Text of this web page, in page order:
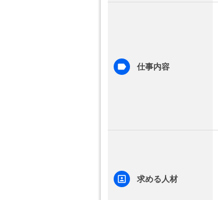
仕事内容
求める人材